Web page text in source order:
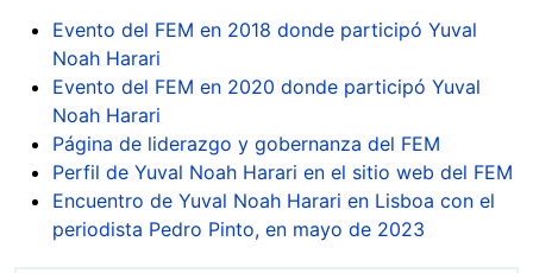
Evento del FEM en 2018 donde participó Yuval
Noah Harari
Evento del FEM en 2020 donde participó Yuval
Noah Harari
Página de liderazgo y gobernanza del FEM
Perfil de Yuval Noah Harari en el sitio web del FEM
Encuentro de Yuval Noah Harari en Lisboa con el
periodista Pedro Pinto, en mayo de 2023